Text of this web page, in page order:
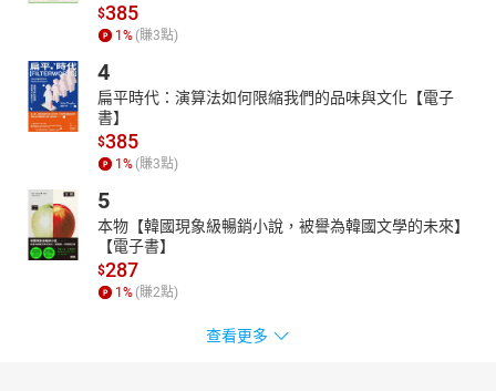
$385
1 % (賺3點)
4
扁平時代：演算法如何限縮我們的品味與文化【電子
書】
$385
1 % (賺3點)
5
本物【韓國現象級暢銷小說，被譽為韓國文學的未來】
【電子書】
$287
1 % (賺2點)
查看更多